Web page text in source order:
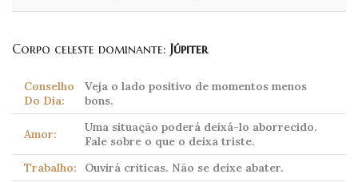
Corpo celeste dominante: Júpiter
Conselho
Do Dia:
Veja o lado positivo de momentos menos
bons.
Amor:
Uma situação poderá deixá-lo aborrecido.
Fale sobre o que o deixa triste.
Trabalho:
Ouvirá criticas. Não se deixe abater.